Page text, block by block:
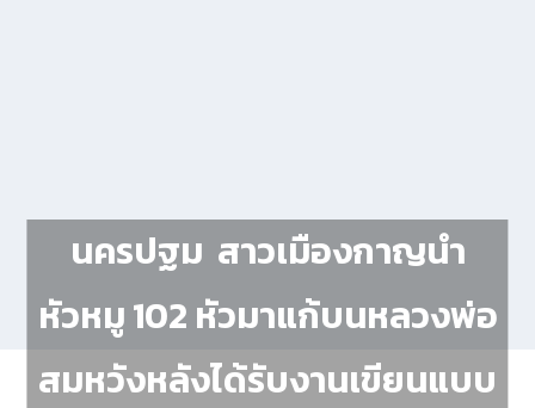
นครปฐม สาวเมืองกาญนำ
หัวหมู 102 หัวมาแก้บนหลวงพ่อ
สมหวังหลังได้รับงานเขียนแบบ